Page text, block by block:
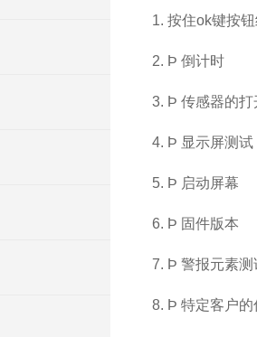
1. 按住ok键按
2. Þ 倒计时
3. Þ 传感器的
4. Þ 显示屏测试
5. Þ 启动屏幕
6. Þ 固件版本
7. Þ 警报元素测
8. Þ 特定客户